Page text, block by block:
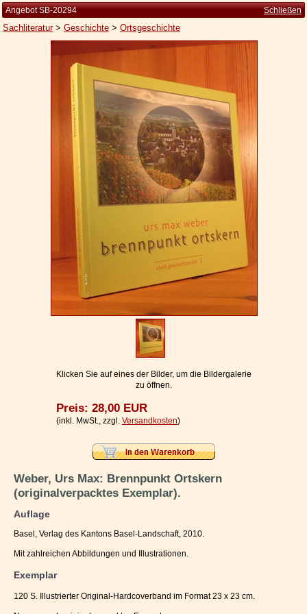
Kleine Kulturgeschichte
Die Brockhaus Auflagen
Die Meyer Auflagen
Zu den Angeboten
Widerrufsbelehrung
Geschäftsbedingungen
Datenschutzerklärung
Ihr Warenkorb
Angebot SB-20294 Schließen
Sachliteratur> Geschichte> Ortsgeschichte
Klicken Sie auf eines der Bilder, um die Bildergalerie
zu öffnen.
Preis: 28,00 EUR
(inkl. MwSt., zzgl. Versandkosten)
Weber, Urs Max: Brennpunkt Ortskern
(originalverpacktes Exemplar).
Auflage
Basel, Verlag des Kantons Basel-Landschaft, 2010.
Mit zahlreichen Abbildungen und Illustrationen.
Exemplar
120 S. Illustrierter Original-Hardcoverband im Format 23 x 23 cm.